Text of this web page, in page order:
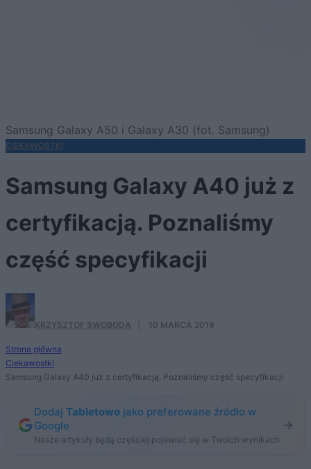
Samsung Galaxy A50 i Galaxy A30 (fot. Samsung)
CIEKAWOSTKI
Samsung Galaxy A40 już z
certyfikacją. Poznaliśmy
część specyfikacji
KRZYSZTOF SWOBODA 10 MARCA 2019
Strona główna
Ciekawostki
Samsung Galaxy A40 już z certyfikacją. Poznaliśmy część specyfikacji
Dodaj Tabletowo jako preferowane źródło w
Google
Nasze artykuły będą częściej pojawiać się w Twoich wynikach